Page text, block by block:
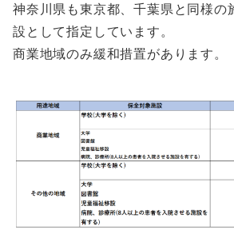
神奈川県も東京都、千葉県と同様の
設として指定しています。
商業地域のみ緩和措置があります。